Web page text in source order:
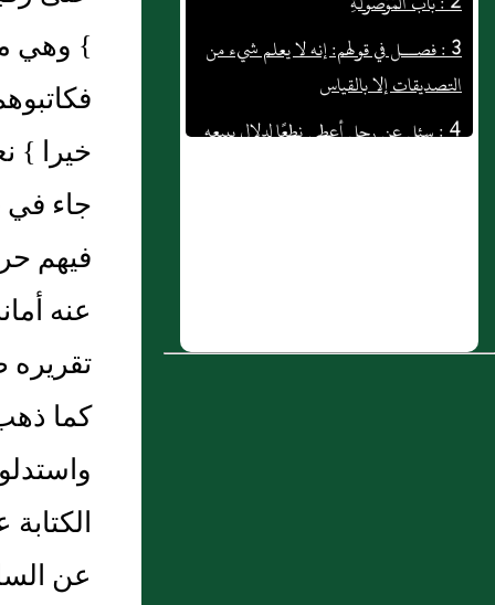
التصديقات إلا بالقياس
4 : سئل عن رجل أعطى نطعًا لدلال يبيعه
5 : بَاب هَلْ يُجْعَلُ نَقْشُ الْخَاتَمِ ثَلاَثَةَ أَسْطُرٍ
} وهي
خيرا }
جاء
فيهم
عنه
كما
عن